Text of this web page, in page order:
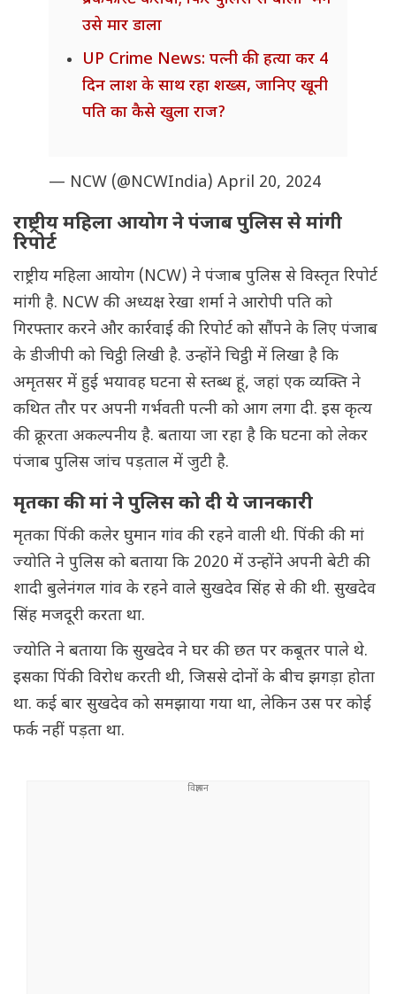
उसे मार डाला
UP Crime News: पत्नी की हत्या कर 4
दिन लाश के साथ रहा शख्स, जानिए खूनी
पति का कैसे खुला राज?
— NCW (@NCWIndia) April 20, 2024
राष्ट्रीय महिला आयोग ने पंजाब पुलिस से मांगी
रिपोर्ट
राष्ट्रीय महिला आयोग (NCW) ने पंजाब पुलिस से विस्तृत रिपोर्ट
मांगी है. NCW की अध्यक्ष रेखा शर्मा ने आरोपी पति को
गिरफ्तार करने और कार्रवाई की रिपोर्ट को सौंपने के लिए पंजाब
के डीजीपी को चिट्ठी लिखी है. उन्होंने चिट्ठी में लिखा है कि
अमृतसर में हुई भयावह घटना से स्तब्ध हूं, जहां एक व्यक्ति ने
कथित तौर पर अपनी गर्भवती पत्नी को आग लगा दी. इस कृत्य
की क्रूरता अकल्पनीय है. बताया जा रहा है कि घटना को लेकर
पंजाब पुलिस जांच पड़ताल में जुटी है.
मृतका की मां ने पुलिस को दी ये जानकारी
मृतका पिंकी कलेर घुमान गांव की रहने वाली थी. पिंकी की मां
ज्योति ने पुलिस को बताया कि 2020 में उन्होंने अपनी बेटी की
शादी बुलेनंगल गांव के रहने वाले सुखदेव सिंह से की थी. सुखदेव
सिंह मजदूरी करता था.
ज्योति ने बताया कि सुखदेव ने घर की छत पर कबूतर पाले थे.
इसका पिंकी विरोध करती थी, जिससे दोनों के बीच झगड़ा होता
था. कई बार सुखदेव को समझाया गया था, लेकिन उस पर कोई
फर्क नहीं पड़ता था.